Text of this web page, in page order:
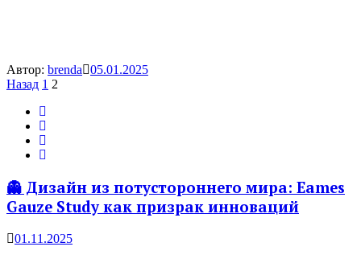
Автор: brenda 05.01.2025
Пагинация
записей
Назад 1 2
👻 Дизайн из потустороннего мира: Eames
Gauze Study как призрак инноваций
01.11.2025